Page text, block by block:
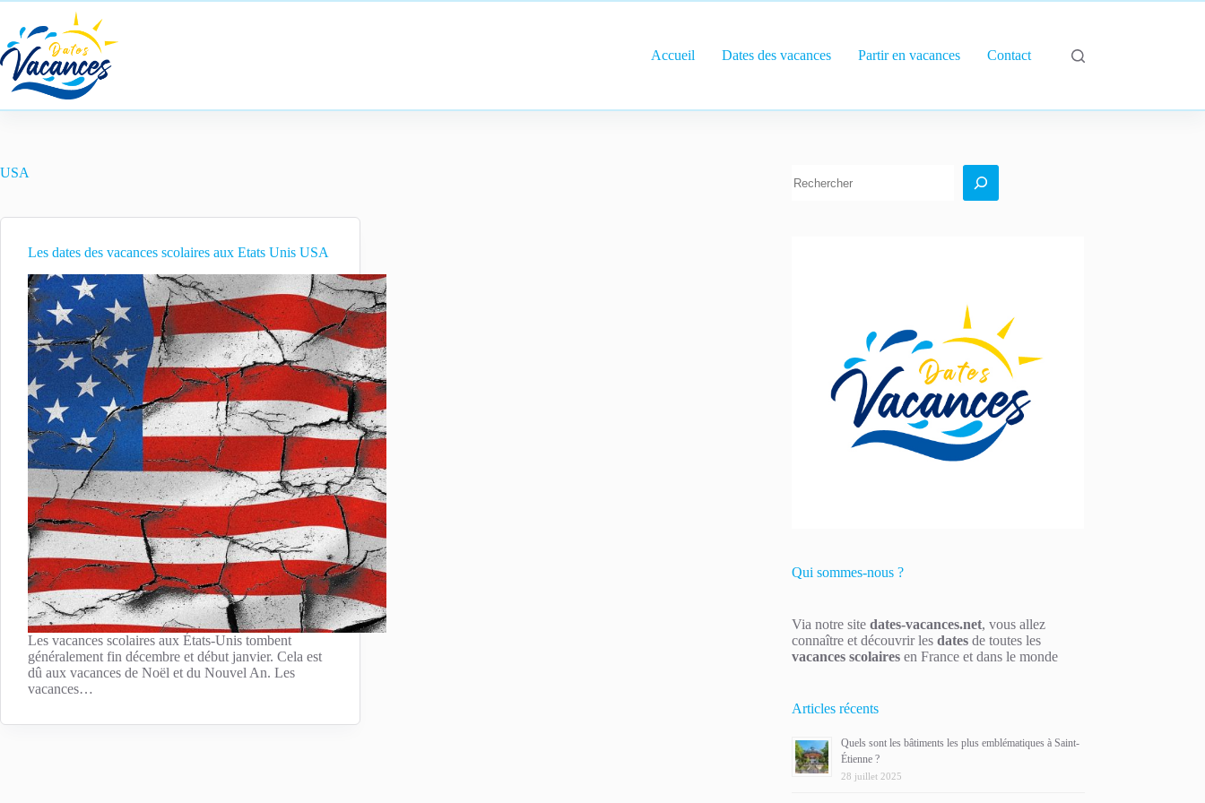
Passer
contenu
Accueil
Dates des vacances Partir en vacances Contact
USA
Les dates des vacances scolaires aux Etats Unis USA
Les vacances scolaires aux États-Unis tombent
généralement fin décembre et début janvier. Cela est
dû aux vacances de Noël et du Nouvel An. Les
vacances…
Qui sommes-nous ?
Via notre sitedates-vacances.net, vous allez
connaître et découvrir lesdates de toutes les
vacances scolaires en France et dans le monde
Articles récents
Quels sont les bâtiments les plus emblématiques à Saint-
Étienne ?
28 juillet 2025